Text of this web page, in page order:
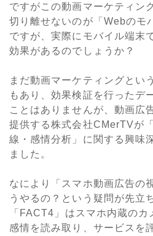
ですがこの動画マーケティン
切り離せないのが「Webのモ
ですが、実際にモバイル端末
効果があるのでしょうか？
まだ動画マーケティングとい
もあり、効果検証を行ったデ
ことはありませんが、動画広
提供する株式会社CMerTVが
線・感情分析」に関する興味
ました。
なにより「スマホ動画広告の
うやるの？という疑問が先立
「FACT4」はスマホ内蔵のカ
感情を読み取り、サービスを